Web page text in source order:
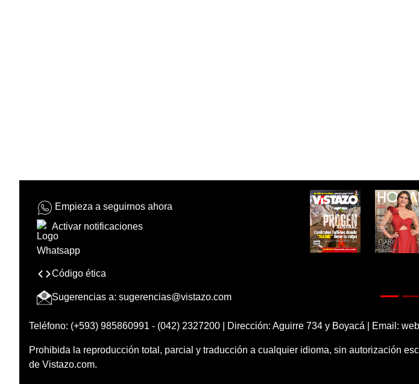
Empieza a seguirnos ahora
Activar notificaciones
Código ética
Sugerencias a: sugerencias@vistazo.com
Teléfono: (+593) 985860991 - (042) 2327200 | Dirección: Aguirre 734 y Boyacá | Email:
Prohibida la reproducción total, parcial y traducción a cualquier idioma, sin autorización
de Vistazo.com.